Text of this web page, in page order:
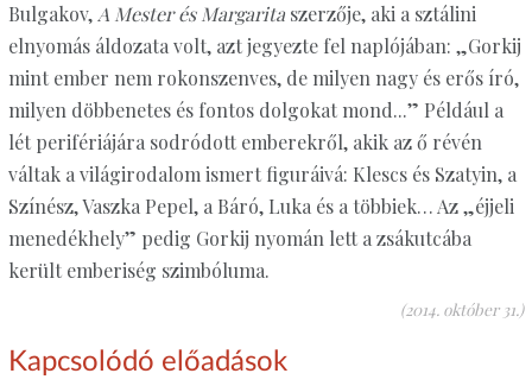
Bulgakov,A Mester és Margaritaszerzője, aki a sztálini
elnyomás áldozata volt, azt jegyezte fel naplójában: „Gorkij
mint ember nem rokonszenves, de milyen nagy és erős író,
milyen döbbenetes és fontos dolgokat mond...” Például a
lét perifériájára sodródott emberekről, akik az ő révén
váltak a világirodalom ismert figuráivá: Klescs és Szatyin, a
Színész, Vaszka Pepel, a Báró, Luka és a többiek… Az „éjjeli
menedékhely” pedig Gorkij nyomán lett a zsákutcába
került emberiség szimbóluma.
(2014. október 31.)
Kapcsolódó előadások